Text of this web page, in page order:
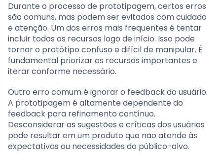
Durante o processo de prototipagem, certos erros
são comuns, mas podem ser evitados com cuidado
e atenção. Um dos erros mais frequentes é tentar
incluir todos os recursos logo de início. Isso pode
tornar o protótipo confuso e difícil de manipular. É
fundamental priorizar os recursos importantes e
iterar conforme necessário.
Outro erro comum é ignorar o feedback do usuário.
A prototipagem é altamente dependente do
feedback para refinamento contínuo.
Desconsiderar as sugestões e críticas dos usuários
pode resultar em um produto que não atende às
expectativas ou necessidades do público-alvo.